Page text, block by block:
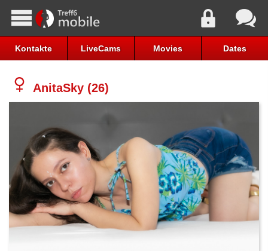
Kontakte LiveCams Movies Dates
AnitaSky (26)